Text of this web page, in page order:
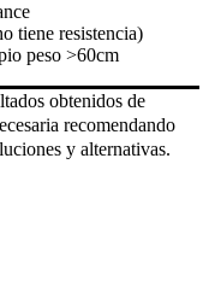
tiene resistencia)
peso >60cm
obtenidos de
recomendando
y alternativas.